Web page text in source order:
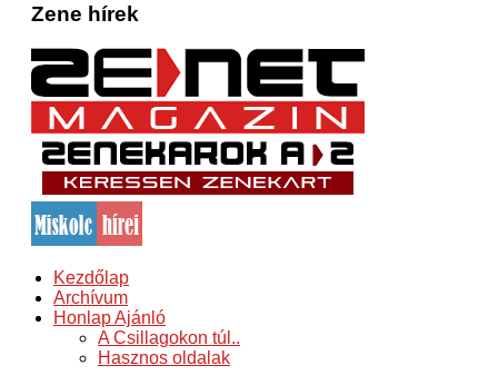
Zene hírek
Kezdőlap
Archívum
Honlap Ajánló
A Csillagokon túl..
Hasznos oldalak